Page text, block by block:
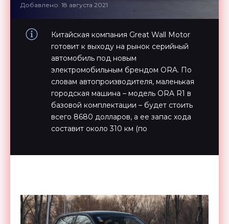
Добавлено: 18 августа 2021
Китайская компания Great Wall Motor
готовит к выходу на рынок серийный
автомобиль под новым
электромобильным брендом ORA. По
словам автопроизводителя, маленькая
городская машина – модель ORA R1 в
базовой комплектации – будет стоить
всего 8680 долларов, а ее запас хода
составит около 310 км (по